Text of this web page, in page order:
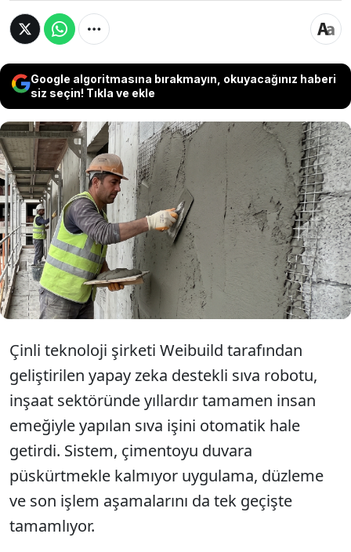
Google algoritmasına bırakmayın, okuyacağınız haberi
siz seçin! Tıkla ve ekle
Yapay zeka destekli yeni sıva sistemi, duvar
yüzeyini tek geçişte uygulama, düzleme ve son
işlem dahil tamamlayarak inşaat süreçlerinde
dikkat çekici bir hız ve hassasiyet sağlıyor.
Saatte 50 metrekare kapasiteyle çalışan sistem,
bir günde 700 metrekareyi aşıyor.
Çinli teknoloji şirketi Weibuild tarafından
geliştirilen yapay zeka destekli sıva robotu,
inşaat sektöründe yıllardır tamamen insan
emeğiyle yapılan sıva işini otomatik hale
getirdi. Sistem, çimentoyu duvara
püskürtmekle kalmıyor uygulama, düzleme
ve son işlem aşamalarını da tek geçişte
tamamlıyor.